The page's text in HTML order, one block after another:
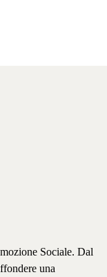
Sociale. Dal
una